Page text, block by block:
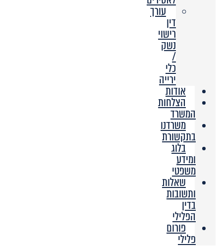
עורך
דין
רישוי
נשק
/
כלי
ירייה
אודות
הצלחות
המשרד
משרדנו
בתקשורת
בלוג
ומידע
משפטי
שאלות
ותשובות
בדין
הפלילי
פורום
פלילי